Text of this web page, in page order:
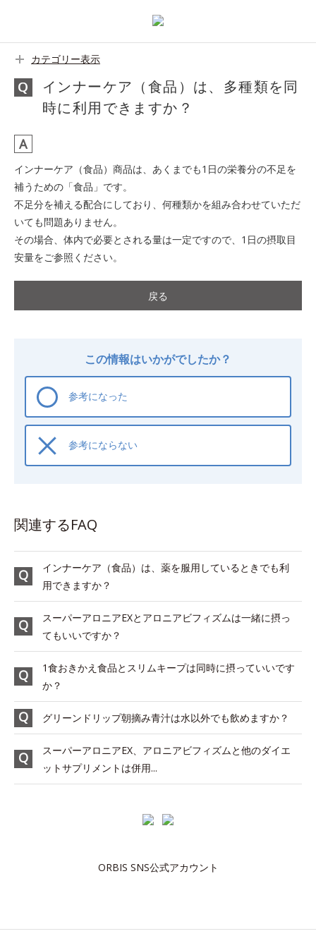
カテゴリー表示
インナーケア（食品）は、多種類を同
時に利用できますか？
インナーケア（食品）商品は、あくまでも1日の栄養分の不足を
補うための「食品」です。
不足分を補える配合にしており、何種類かを組み合わせていただ
いても問題ありません。
その場合、体内で必要とされる量は一定ですので、1日の摂取目
安量をご参照ください。
戻る
この情報はいかがでしたか？
参考になった
参考にならない
関連するFAQ
インナーケア（食品）は、薬を服用しているときでも利
用できますか？
スーパーアロニアEXとアロニアビフィズムは一緒に摂っ
てもいいですか？
1食おきかえ食品とスリムキープは同時に摂っていいです
か？
グリーンドリップ朝摘み青汁は水以外でも飲めますか？
スーパーアロニアEX、アロニアビフィズムと他のダイエ
ットサプリメントは併用...
ORBIS SNS公式アカウント